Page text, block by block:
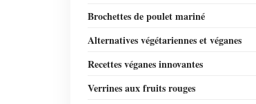
Brochettes de poulet mariné
Alternatives végétariennes et véganes
Recettes véganes innovantes
Verrines aux fruits rouges